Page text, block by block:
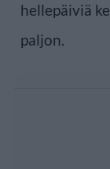
hellepäiviä
paljon.